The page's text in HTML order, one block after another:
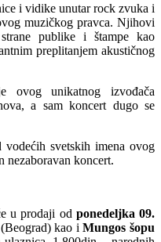
i vidike unutar rock zvuka i
muzičkog pravca. Njihovi
publike i štampe kao
preplitanjem akustičnog
ovog unikatnog izvođača
a sam koncert dugo se
vodećih svetskih imena ovog
nezaboravan koncert.
u prodaji od ponedeljka 09.
(Beograd) kao iMungos šopu